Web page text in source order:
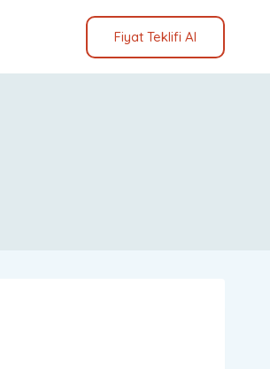
Fiyat Teklifi Al